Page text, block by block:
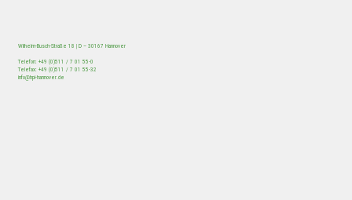
HOME /
Wilhelm-Busch-Straße 18 | D – 30167 Hannover
Telefon: +49 (0)511 / 7 01 55-0
Telefax: +49 (0)511 / 7 01 55-32
info@hpi-hannover.de